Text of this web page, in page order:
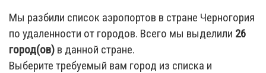
Мы разбили список аэропортов в стране Черногория
по удаленности от городов. Всего мы выделили 26
город(ов) в данной стране.
Выберите требуемый вам город из списка и